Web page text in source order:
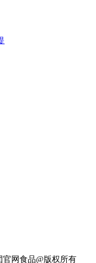
官网食品@版权所有